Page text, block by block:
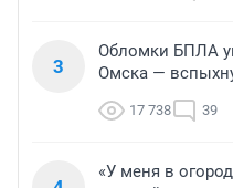
3
Обломки БПЛА
Омска —
17 738 39
«У меня в